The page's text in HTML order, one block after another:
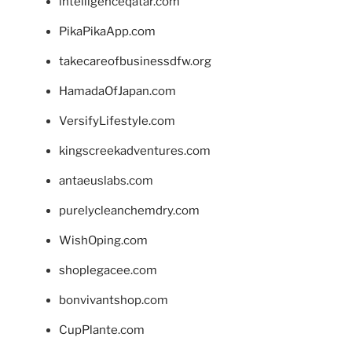
PikaPikaApp.com
takecareofbusinessdfw.org
HamadaOfJapan.com
VersifyLifestyle.com
kingscreekadventures.com
antaeuslabs.com
purelycleanchemdry.com
WishOping.com
shoplegacee.com
bonvivantshop.com
CupPlante.com